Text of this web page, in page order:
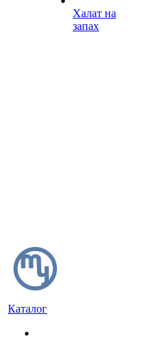
Халат на
запах
Каталог